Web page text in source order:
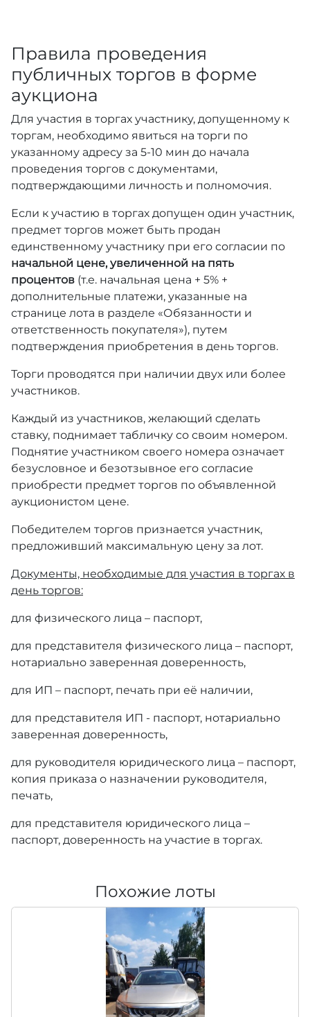
Правила проведения
публичных торгов в форме
аукциона
Для участия в торгах участнику, допущенному к
торгам, необходимо явиться на торги по
указанному адресу за 5-10 мин до начала
проведения торгов с документами,
подтверждающими личность и полномочия.
Если к участию в торгах допущен один участник,
предмет торгов может быть продан
единственному участнику при его согласии по
начальной цене, увеличенной на пять
процентов (т.е. начальная цена + 5% +
дополнительные платежи, указанные на
странице лота в разделе «Обязанности и
ответственность покупателя»), путем
подтверждения приобретения в день торгов.
Торги проводятся при наличии двух или более
участников.
Каждый из участников, желающий сделать
ставку, поднимает табличку со своим номером.
Поднятие участником своего номера означает
безусловное и безотзывное его согласие
приобрести предмет торгов по объявленной
аукционистом цене.
Победителем торгов признается участник,
предложивший максимальную цену за лот.
Документы, необходимые для участия в торгах в
день торгов:
для физического лица – паспорт,
для представителя физического лица – паспорт,
нотариально заверенная доверенность,
для ИП – паспорт, печать при её наличии,
для представителя ИП - паспорт, нотариально
заверенная доверенность,
для руководителя юридического лица – паспорт,
копия приказа о назначении руководителя,
печать,
для представителя юридического лица –
паспорт, доверенность на участие в торгах.
Похожие лоты